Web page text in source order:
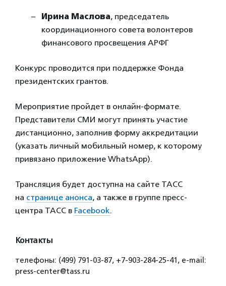
Ирина Маслова, председатель
координационного совета волонтеров
финансового просвещения АРФГ
Конкурс проводится при поддержке Фонда
президентских грантов.
Мероприятие пройдет в онлайн-формате.
Представители СМИ могут принять участие
дистанционно, заполнив форму аккредитации
(указать личный мобильный номер, к которому
привязано приложение WhatsApp).
Трансляция будет доступна на сайте ТАСС
на странице анонса, а также в группе пресс-
центра ТАСС в Facebook.
Контакты
телефоны: (499) 791-03-87, +7-903-284-25-41, e-mail:
press-center@tass.ru